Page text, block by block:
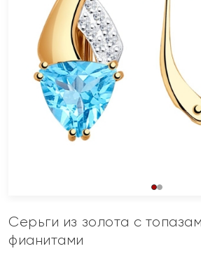
Серьги из золота с
фианитами